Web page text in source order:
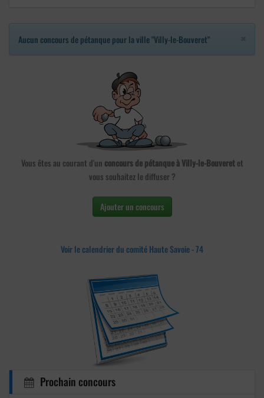
Aucun concours de pétanque pour la ville "Villy-le-Bouveret"
Vous êtes au courant d'un concours de pétanque à Villy-le-Bouveretet
vous souhaitez le diffuser ?
Ajouter un concours
Voir le calendrier du comité Haute Savoie - 74
Prochain concours